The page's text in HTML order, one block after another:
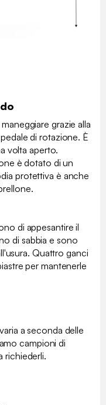
grazie alla
di rotazione. È
volta aperto.
è dotato di un
protettiva è anche
di appesantire il
di sabbia e sono
Quattro ganci
per mantenerle
a seconda delle
campioni di
richiederli.